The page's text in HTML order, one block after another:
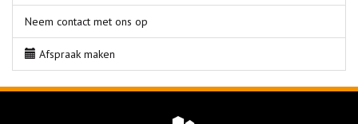
Neem contact met ons op
Afspraak maken